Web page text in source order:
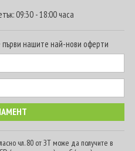
09:30 - 18:00 часа
нашите най-нови оферти
чл. 80 от ЗТ може да получите в